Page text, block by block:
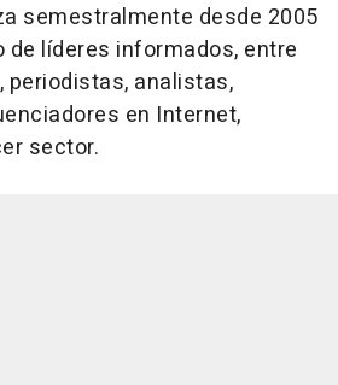
semestralmente desde 2005
líderes informados, entre
periodistas, analistas,
en Internet,
sector.